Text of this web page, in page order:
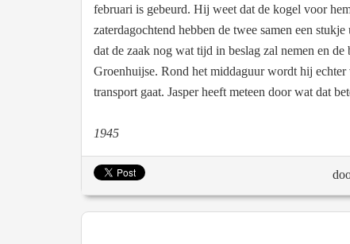
februari is gebeurd. Hij weet dat de kogel voor
zaterdagochtend hebben de twee samen een
dat de zaak nog wat tijd in beslag zal nemen en
Groenhuijse. Rond het middaguur wordt hij
transport gaat. Jasper heeft meteen door wat dat
1945